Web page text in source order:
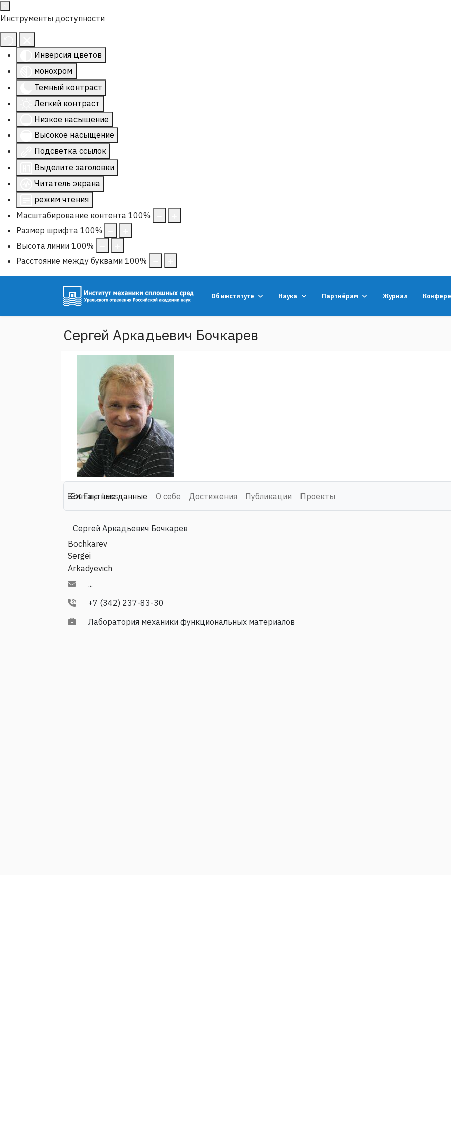
Инструменты доступности
Инверсия цветов
монохром
Темный контраст
Легкий контраст
Низкое насыщение
Высокое насыщение
Подсветка ссылок
Выделите заголовки
Читатель экрана
режим чтения
Масштабирование контента 100%
Размер шрифта 100%
Высота линии 100%
Расстояние между буквами 100%
Об институте Наука Партнёрам Журнал
Сергей Аркадьевич Бочкарев
Контактные данные О себе Достижения Публикации Проекты
Еще Less
Сергей Аркадьевич Бочкарев
Bochkarev
Sergei
Arkadyevich
...
+7 (342) 237-83-30
Лаборатория механики функциональных материалов